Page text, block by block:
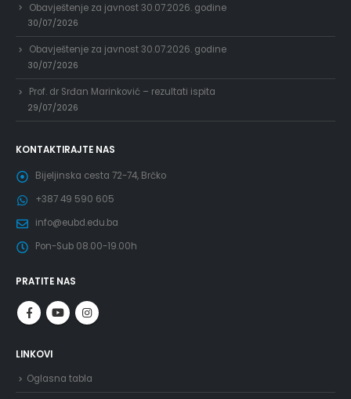
Obavještenje za javnost 30.07.2026. godine
30/07/2026
Obavještenje za javnost 30.07.2026. godine
30/07/2026
Prof. dr Srđan Marinković – rezultati ispita
29/07/2026
KONTAKTIRAJTE NAS
Bijeljinska cesta 72-74, Brčko
+387 49 590 605
info@eubd.edu.ba
Pon-Sub 08.00-19.00h
PRATITE NAS
LINKOVI
Oglasna tabla